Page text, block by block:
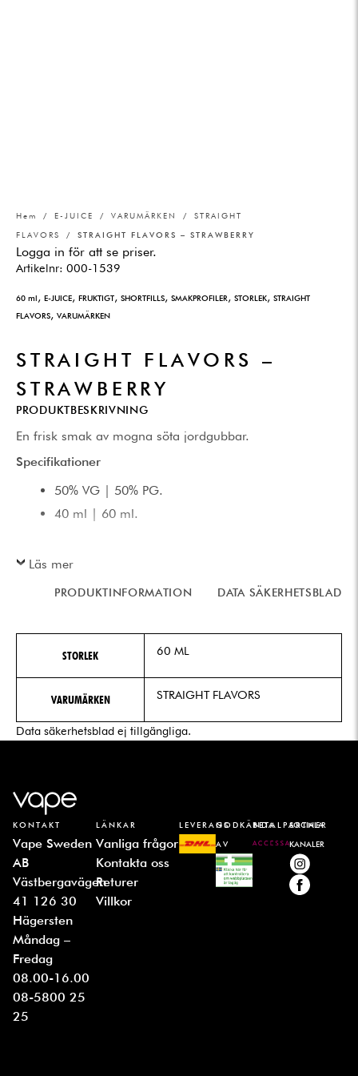
Hem / E-JUICE / VARUMÄRKEN / STRAIGHT
FLAVORS
/ STRAIGHT FLAVORS – STRAWBERRY
Logga in för att se priser.
Artikelnr: 000-1539
60 ml, E-JUICE, FRUKTIGT, SHORTFILLS, SMAKPROFILER, STORLEK, STRAIGHT
FLAVORS, VARUMÄRKEN
STRAIGHT FLAVORS –
STRAWBERRY
PRODUKTBESKRIVNING
En frisk smak av mogna söta jordgubbar.
Specifikationer
50% VG | 50% PG.
40 ml | 60 ml.
Läs mer
PRODUKTINFORMATION DATA SÄKERHETSBLAD
STORLEK 60 ML
VARUMÄRKEN STRAIGHT FLAVORS
Data säkerhetsblad ej tillgängliga.
KONTAKT
Vape Sweden
AB
Västbergavägen
41 126 30
Hägersten
Måndag –
Fredag
08.00-16.00
08-5800 25
25
LÄNKAR
Vanliga frågor
Kontakta oss
Returer
Villkor
LEVERANSGODKÄNDA
AV
BETALPARTNER
SOCIALA
KANALER